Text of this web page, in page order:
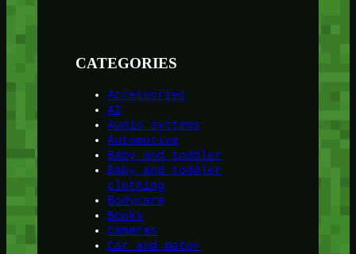
CATEGORIES
Accessories
AI
Audio systems
Automotive
Baby and toddler
Baby and toddler
clothing
Bodycare
Books
Cameras
Car and motor